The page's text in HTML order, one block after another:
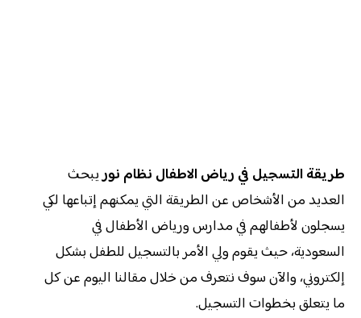
طريقة التسجيل في رياض الاطفال نظام نوريبحث
العديد من الأشخاص عن الطريقة التي يمكنهم إتباعها لكي
يسجلون لأطفالهم في مدارس ورياض الأطفال في
السعودية، حيث يقوم ولي الأمر بالتسجيل للطفل بشكل
إلكتروني، والآن سوف نتعرف من خلال مقالنا اليوم عن كل
ما يتعلق بخطوات التسجيل.